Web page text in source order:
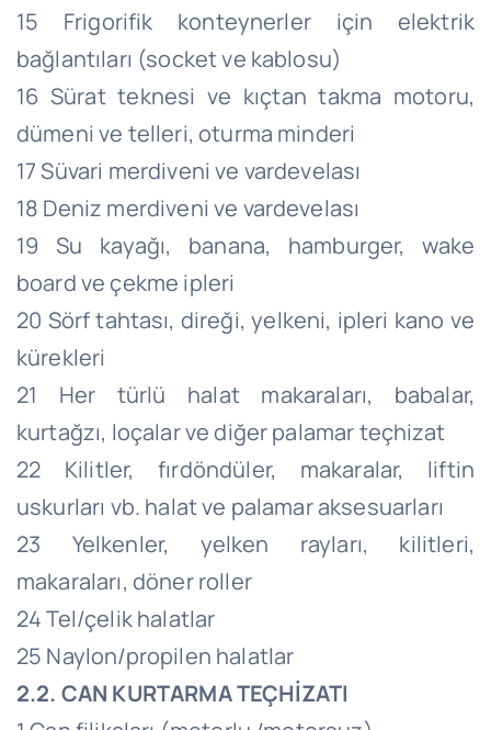
15 Frigorifik konteynerler için elektrik
bağlantıları (socket ve kablosu)
16 Sürat teknesi ve kıçtan takma motoru,
dümeni ve telleri, oturma minderi
17 Süvari merdiveni ve vardevelası
18 Deniz merdiveni ve vardevelası
19 Su kayağı, banana, hamburger, wake
board ve çekme ipleri
20 Sörf tahtası, direği, yelkeni, ipleri kano ve
kürekleri
21 Her türlü halat makaraları, babalar,
kurtağzı, loçalar ve diğer palamar teçhizat
22 Kilitler, fırdöndüler, makaralar, liftin
uskurları vb. halat ve palamar aksesuarları
23 Yelkenler, yelken rayları, kilitleri,
makaraları, döner roller
24 Tel/çelik halatlar
25 Naylon/propilen halatlar
2.2. CAN KURTARMA TEÇHİZATI